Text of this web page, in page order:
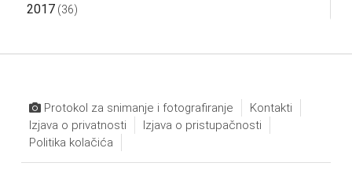
2017(36)
Protokol za snimanje i fotografiranje
Kontakti
Izjava o privatnosti
Izjava o pristupačnosti
Politika kolačića